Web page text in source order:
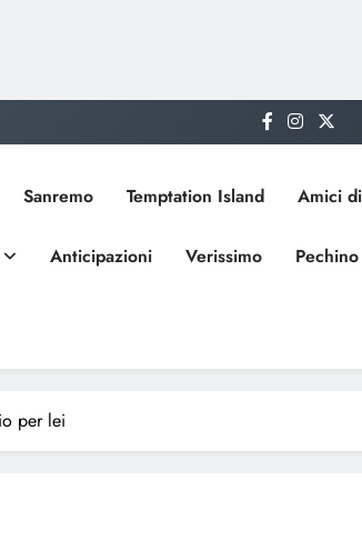
Sanremo Temptation Island Amici
Anticipazioni Verissimo
per lei